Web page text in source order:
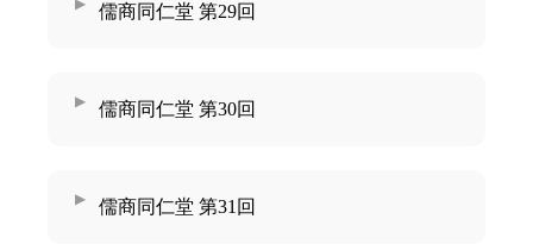
儒商同仁堂 第29回
儒商同仁堂 第30回
儒商同仁堂 第31回